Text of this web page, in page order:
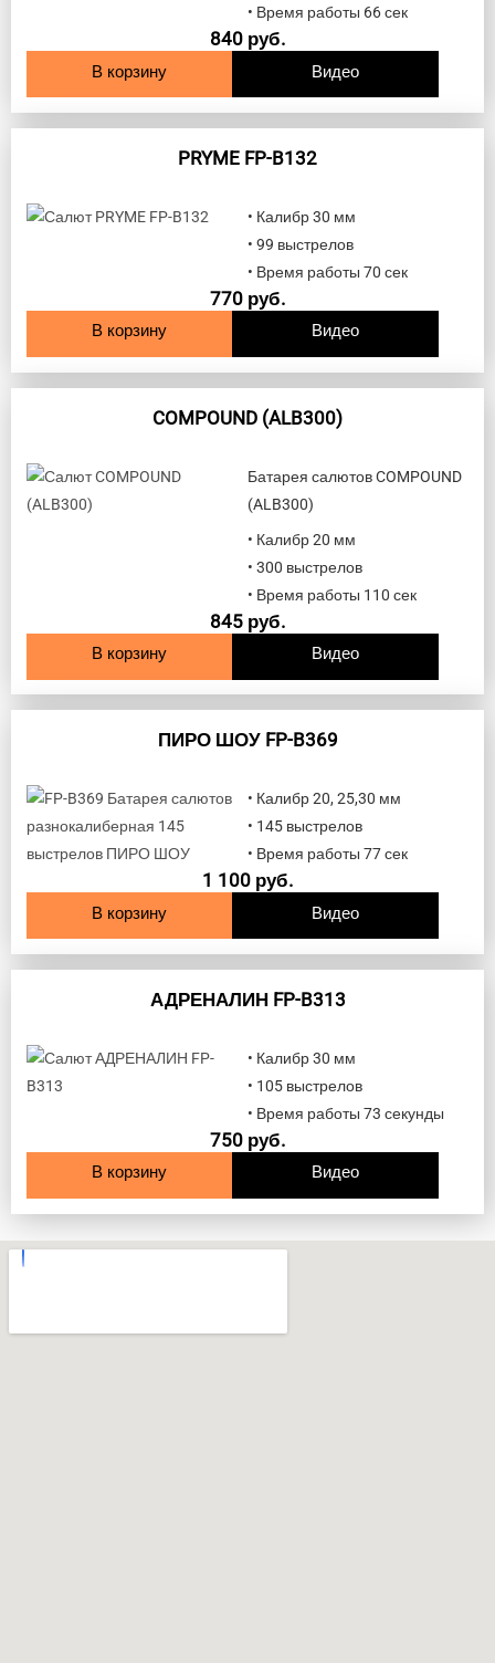
• Время работы 66 сек
840 руб.
В корзину Видео
PRYME FP-B132
• Калибр 30 мм
• 99 выстрелов
• Время работы 70 сек
770 руб.
В корзину Видео
COMPOUND (ALB300)
Батарея салютов COMPOUND
(ALB300)
• Калибр 20 мм
• 300 выстрелов
• Время работы 110 сек
845 руб.
В корзину Видео
ПИРО ШОУ FP-B369
• Калибр 20, 25,30 мм
• 145 выстрелов
• Время работы 77 сек
1 100 руб.
В корзину Видео
АДРЕНАЛИН FP-B313
• Калибр 30 мм
• 105 выстрелов
• Время работы 73 секунды
750 руб.
В корзину Видео